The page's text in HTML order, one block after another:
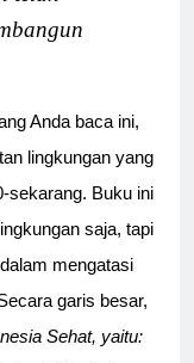
Anda baca ini,
lingkungan yang
sekarang. Buku ini
saja, tapi
mengatasi
garis besar,
Sehat, yaitu: